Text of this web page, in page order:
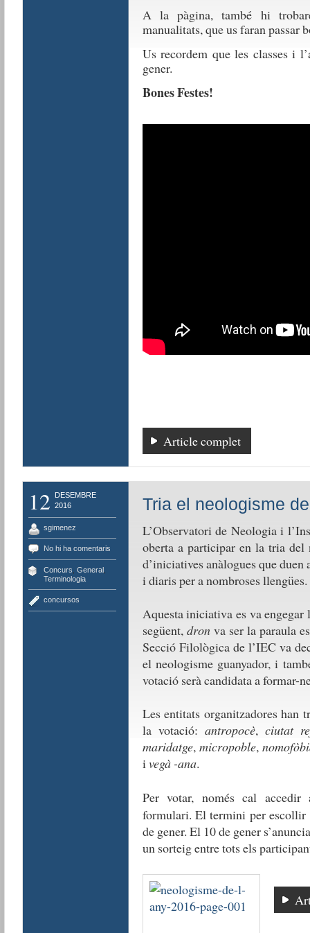
A la pàgina, també hi
manualitats, que us faran passar
Us recordem que les classes i
gener.
Bones Festes!
Article complet
12
DESEMBRE
2016
sgimenez
No hi ha comentaris
Concurs General,
Terminologia
concursos
Tria el neologisme
L’Observatori de Neologia i
oberta a participar en la tria
d’iniciatives anàlogues que
i diaris per a nombroses llengües.
Aquesta iniciativa es va
següent, dron va ser la paraula
Secció Filològica de l’IEC va
el neologisme guanyador, i
votació serà candidata a formar-
Les entitats organitzadores han
la votació: antropocè, ciutat
maridatge, micropoble,
ivegà -ana.
Per votar, només cal
formulari. El termini per escollir
de gener. El 10 de gener
un sorteig entre tots els